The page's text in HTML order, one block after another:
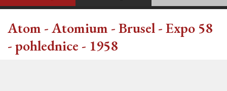
Atom - Atomium - Brusel - Expo 58
- pohlednice - 1958